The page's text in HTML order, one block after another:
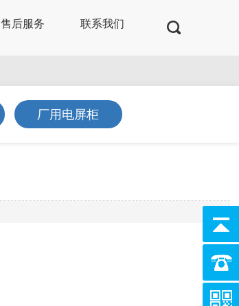
售后服务 联系我们
厂用电屏柜